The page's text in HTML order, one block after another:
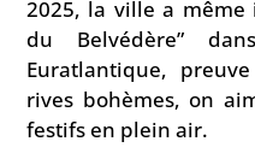
2025, la ville a même
du Belvédère”
Euratlantique,
rives bohèmes, on
festifs en plein air.